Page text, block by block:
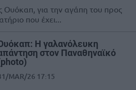
Ουόκαπ, για την αγάπη του προς
που έχει...
Η γαλανόλευκη
στον Παναθηναϊκό
MAR/26 17:15